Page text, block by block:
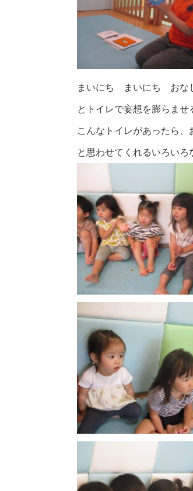
まいにち まいにち おな
とトイレで妄想を膨らませ
こんなトイレがあったら、
と思わせてくれるいろい